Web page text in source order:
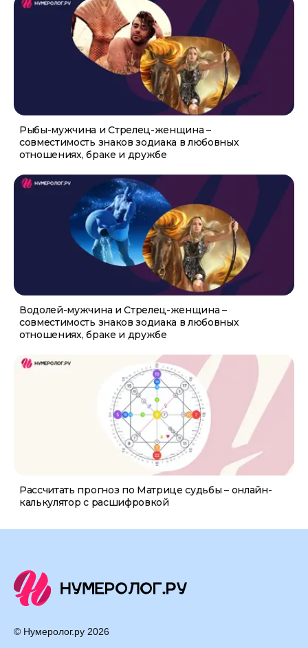
Рыбы-мужчина и Стрелец-женщина –
совместимость знаков зодиака в любовных
отношениях, браке и дружбе
Водолей-мужчина и Стрелец-женщина –
совместимость знаков зодиака в любовных
отношениях, браке и дружбе
Рассчитать прогноз по Матрице судьбы – онлайн-
калькулятор с расшифровкой
© Нумеролог.ру 2026